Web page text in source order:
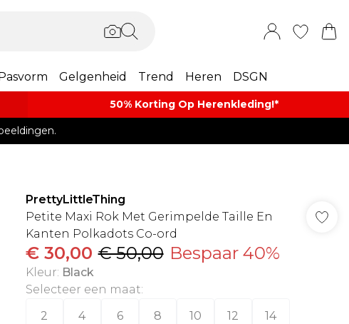
Gelgenheid Trend Heren DSGN
50% Korting Op Herenkleding​!*​
PrettyLittleThing
Petite Maxi Rok Met Gerimpelde Taille En
Kanten Polkadots Co-ord
€ 30,00 € 50,00 Bespaar 40%
Kleur: Black
Selecteer een maat:
2
4 6 8 10 12 14